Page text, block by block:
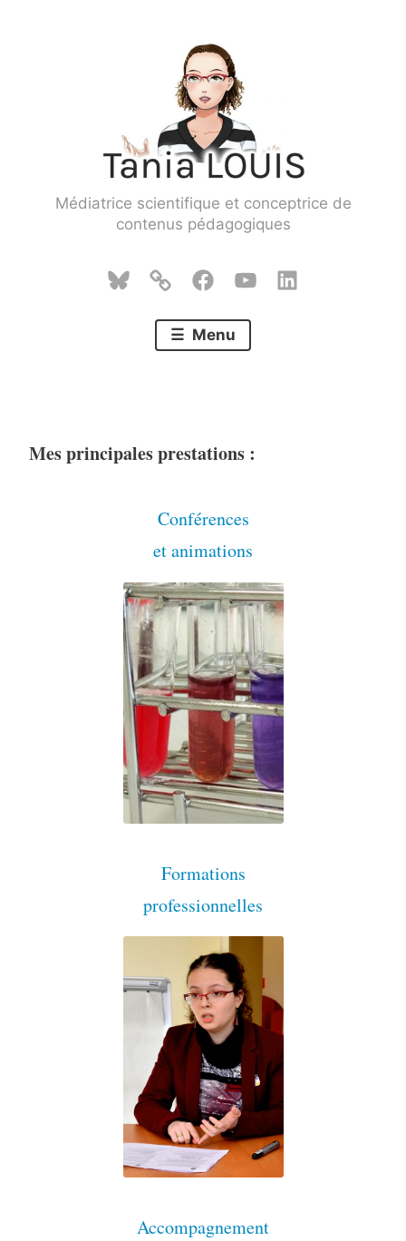
Médiatrice scientifique et conceptrice de
contenus pédagogiques
BlueskyMastodon
Facebook
YouTubeLinkedIn
Menu
Mes principales prestations :
Conférences
et animations
Formations
professionnelles
Accompagnement